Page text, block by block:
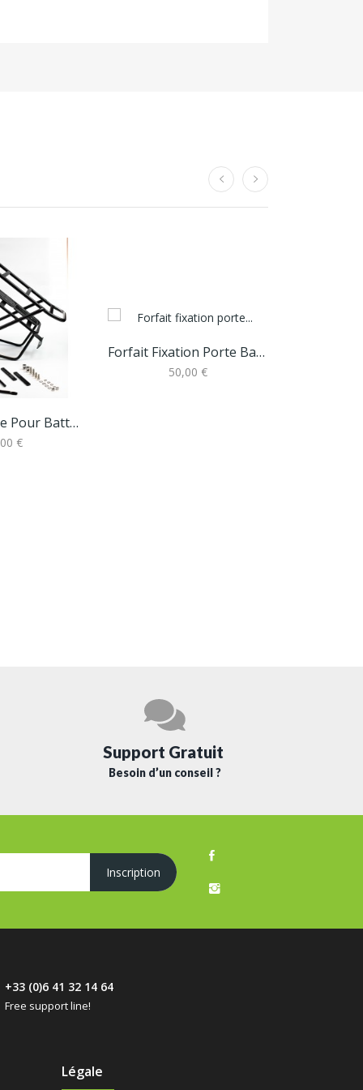
Porte Bagage Pour Batterie
€
Forfait Fixation Porte Batterie
50,00 €
Support Gratuit
Besoin d’un conseil ?
+33 (0)6 41 32 14 64
Free support line!
Légale